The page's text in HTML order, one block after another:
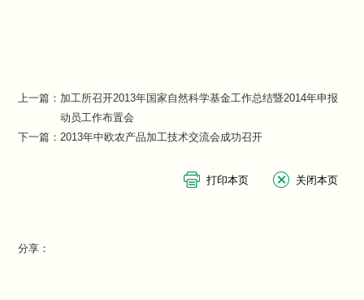
上一篇： 加工所召开2013年国家自然科学基金工作总结暨2014年申报
动员工作布置会
下一篇： 2013年中欧农产品加工技术交流会成功召开
分享：